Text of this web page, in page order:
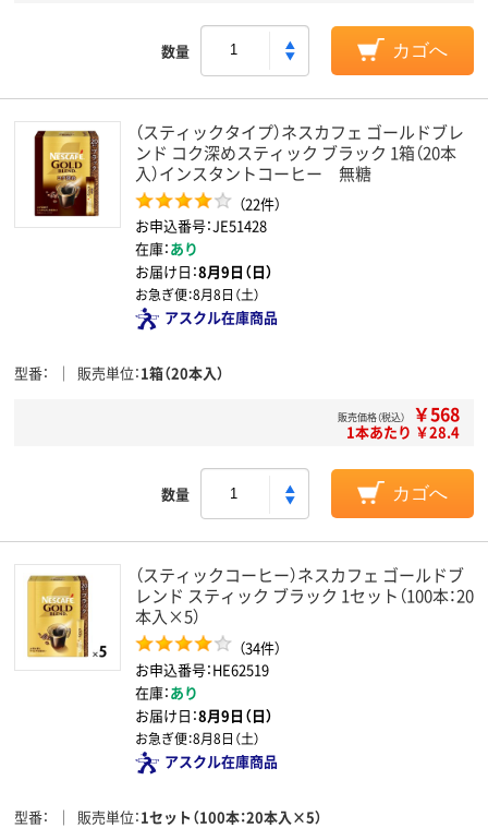
数量 カゴへ
（スティックタイプ）ネスカフェ ゴールドブレ
ンド コク深めスティック ブラック 1箱（20本
入）インスタントコーヒー 無糖
（22件）
お申込番号：JE51428
在庫：あり
お届け日：8月9日（日）
お急ぎ便：8月8日（土）
アスクル在庫商品
型番 販売単位 1箱（20本入）
販売価格（税込） ￥568
1本あたり ￥28.4
数量 カゴへ
（スティックコーヒー）ネスカフェ ゴールドブ
レンド スティック ブラック 1セット（100本：20
本入×5）
（34件）
お申込番号：HE62519
在庫：あり
お届け日：8月9日（日）
お急ぎ便：8月8日（土）
アスクル在庫商品
型番 販売単位 1セット（100本：20本入×5）